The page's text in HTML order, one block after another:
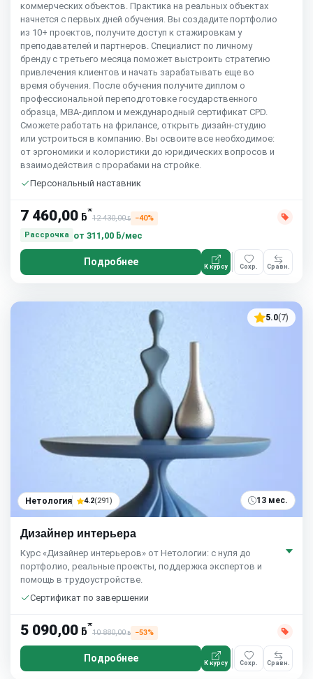
коммерческих объектов. Практика на реальных объектах
начнется с первых дней обучения. Вы создадите портфолио
из 10+ проектов, получите доступ к стажировкам у
преподавателей и партнеров. Специалист по личному
бренду с третьего месяца поможет выстроить стратегию
привлечения клиентов и начать зарабатывать еще во
время обучения. После обучения получите диплом о
профессиональной переподготовке государственного
образца, MBA-диплом и международный сертификат CPD.
Сможете работать на фрилансе, открыть дизайн-студию
или устроиться в компанию. Вы освоите все необходимое:
от эргономики и колористики до юридических вопросов и
взаимодействия с прорабами на стройке.
Персональный наставник
7 460,00 ƃ*
12 430,00ƃ
−40%
Рассрочка
от 311,00 ƃ/мес
Подробнее К курсу Сохр. Сравн.
5.0(7)
Нетология 4.2(291) 13 мес.
Дизайнер интерьера
Курс «Дизайнер интерьеров» от Нетологии: с нуля до
портфолио, реальные проекты, поддержка экспертов и
помощь в трудоустройстве.
Сертификат по завершении
5 090,00 ƃ*
10 880,00ƃ −53%
Подробнее К курсу Сохр. Сравн.